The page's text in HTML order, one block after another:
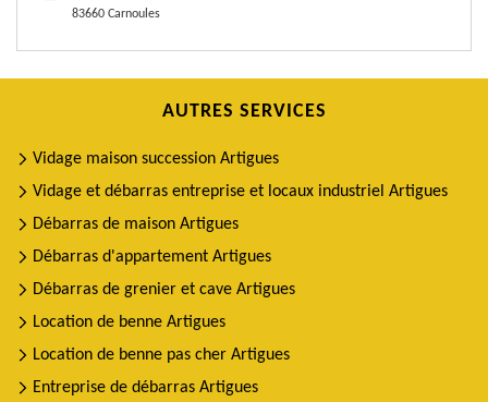
83660 Carnoules
AUTRES SERVICES
Vidage maison succession Artigues
Vidage et débarras entreprise et locaux industriel Artigues
Débarras de maison Artigues
Débarras d'appartement Artigues
Débarras de grenier et cave Artigues
Location de benne Artigues
Location de benne pas cher Artigues
Entreprise de débarras Artigues